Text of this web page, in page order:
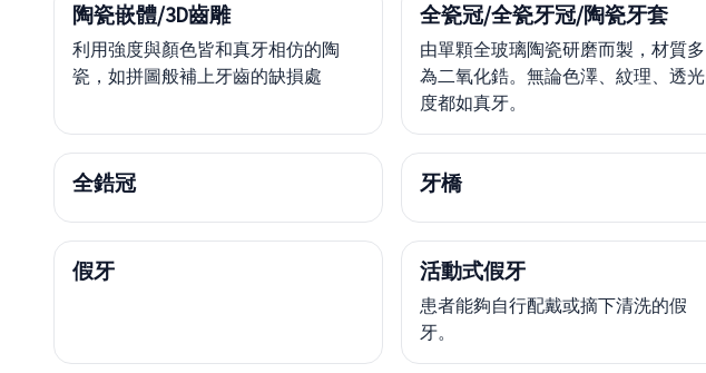
陶瓷嵌體/3D齒雕
利用強度與顏色皆和真牙相仿的陶
瓷，如拼圖般補上牙齒的缺損處
全瓷冠/全瓷牙冠/陶瓷牙套
由單顆全玻璃陶瓷研磨而製，材質多
為二氧化鋯。無論色澤、紋理、透光
度都如真牙。
全鋯冠 牙橋
假牙 活動式假牙
患者能夠自行配戴或摘下清洗的假
牙。